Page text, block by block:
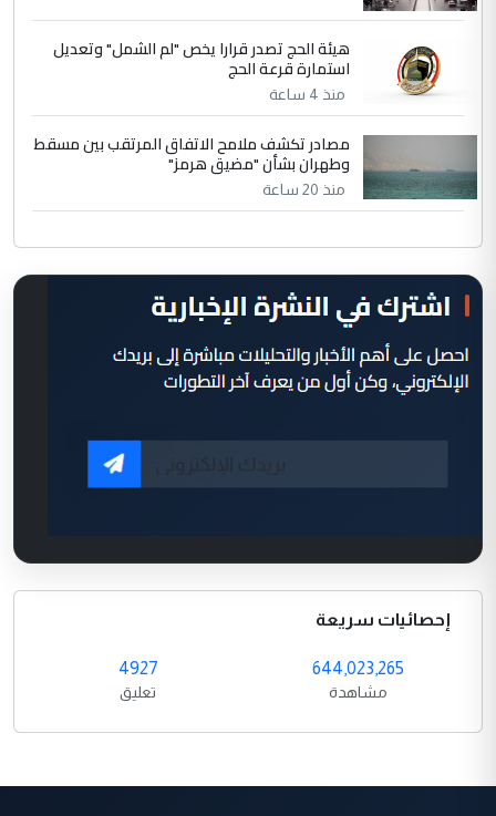
هيئة الحج تصدر قرارا يخص "لم الشمل" وتعديل
استمارة قرعة الحج
منذ 4 ساعة
مصادر تكشف ملامح الاتفاق المرتقب بين مسقط
وطهران بشأن "مضيق هرمز"
منذ 20 ساعة
إحصائيات سريعة
644,023,265
مشاهدة
4927
تعليق